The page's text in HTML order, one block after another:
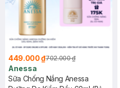
449.000 ₫702.000 ₫
Anessa
Sữa Chống Nắng Anessa